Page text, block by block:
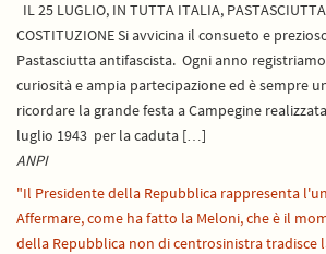
IL 25 LUGLIO, IN TUTTA ITALIA,
COSTITUZIONE Si avvicina il consueto e
Pastasciutta antifascista. Ogni anno
curiosità e ampia partecipazione ed è sempre
ricordare la grande festa a Campegine
luglio 1943 per la caduta […]
ANPI
"Il Presidente della Repubblica rappresenta
Affermare, come ha fatto la Meloni, che è il
della Repubblica non di centrosinistra tradisce